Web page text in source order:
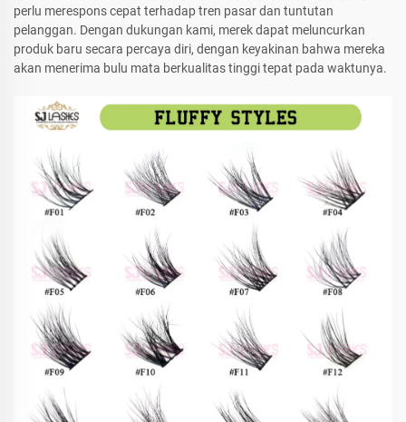
perlu merespons cepat terhadap tren pasar dan tuntutan
pelanggan. Dengan dukungan kami, merek dapat meluncurkan
produk baru secara percaya diri, dengan keyakinan bahwa mereka
akan menerima bulu mata berkualitas tinggi tepat pada waktunya.